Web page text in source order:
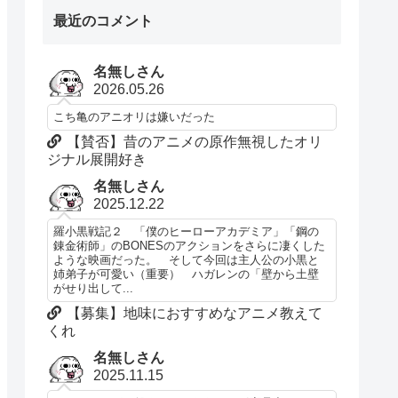
最近のコメント
名無しさん
2026.05.26
こち亀のアニオリは嫌いだった
【賛否】昔のアニメの原作無視したオリ
ジナル展開好き
名無しさん
2025.12.22
羅小黒戦記２ 「僕のヒーローアカデミア」「鋼の
錬金術師」のBONESのアクションをさらに凄くした
ような映画だった。 そして今回は主人公の小黒と
姉弟子が可愛い（重要） ハガレンの「壁から土壁
がせり出して...
【募集】地味におすすめなアニメ教えて
くれ
名無しさん
2025.11.15